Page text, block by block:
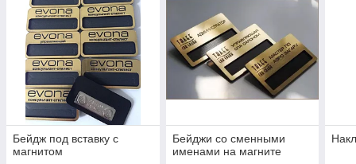
Бейдж под вставку с
магнитом
Бейджи со сменными
именами на магните